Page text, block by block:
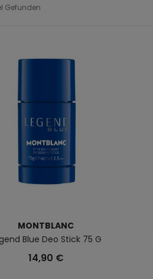
Gefunden
MONTBLANC
Blue Deo Stick 75 G
14,90 €